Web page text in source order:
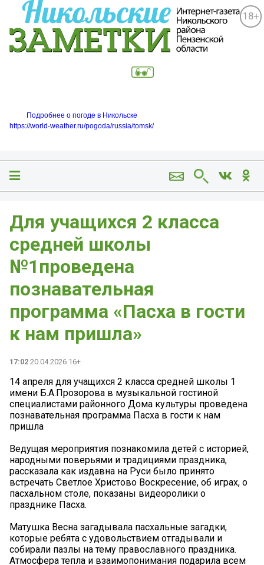
18+
Подробнее о погоде в Никольске
https://world-weather.ru/pogoda/russia/tomsk/
Для учащихся 2 класса
средней школы
№1проведена
познавательная
программа «Пасха в гости
к нам пришла»
17:02 20.04.2026 16+
14 апреля для учащихся 2 класса средней школы 1
имени Б.А.Прозорова в музыкальной гостиной
специалистами районного Дома культуры проведена
познавательная программа Пасха в гости к нам
пришла
Ведущая мероприятия познакомила детей с историей,
народными поверьями и традициями праздника,
рассказала как издавна на Руси было принято
встречать Светлое Христово Воскресение, об играх, о
пасхальном столе, показаны видеоролики о
празднике Пасха.
Матушка Весна загадывала пасхальные загадки,
которые ребята с удовольствием отгадывали и
собирали пазлы на тему православного праздника.
Атмосфера тепла и взаимопонимания подарила всем